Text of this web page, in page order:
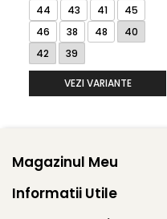
44 43 41
45
46
38 48
40
42
39
VEZI VARIANTE
Magazinul Meu
Informatii Utile